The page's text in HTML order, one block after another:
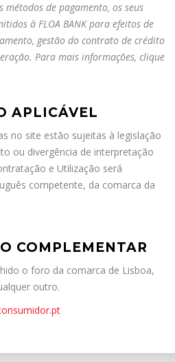
de pagamento, os seus
à FLOA BANK para efeitos de
gestão do contrato de crédito
Para mais informações, clique
APLICÁVEL
no site estão sujeitas à legislação
ou divergência de interpretação
e Utilização será
competente, da comarca da
COMPLEMENTAR
o foro da comarca de Lisboa,
outro.